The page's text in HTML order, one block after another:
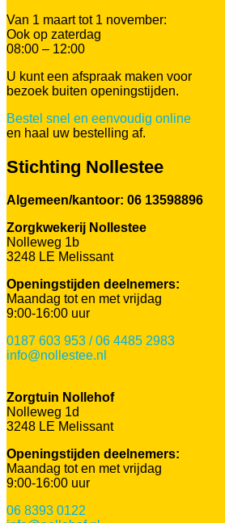
Van 1 maart tot 1 november:
Ook op zaterdag
08:00 – 12:00
U kunt een afspraak maken voor
bezoek buiten openingstijden.
Bestel snel en eenvoudig online
en haal uw bestelling af.
Stichting Nollestee
Algemeen/kantoor: 06 13598896
Zorgkwekerij Nollestee
Nolleweg 1b
3248 LE Melissant
Openingstijden deelnemers:
Maandag tot en met vrijdag
9:00-16:00 uur
0187 603 953 / 06 4485 2983
info@nollestee.nl
Zorgtuin Nollehof
Nolleweg 1d
3248 LE Melissant
Openingstijden deelnemers:
Maandag tot en met vrijdag
9:00-16:00 uur
06 8393 0122